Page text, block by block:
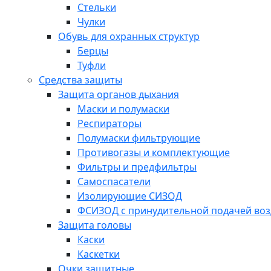
Стельки
Чулки
Обувь для охранных структур
Берцы
Туфли
Средства защиты
Защита органов дыхания
Маски и полумаски
Респираторы
Полумаски фильтрующие
Противогазы и комплектующие
Фильтры и предфильтры
Самоспасатели
Изолирующие СИЗОД
ФСИЗОД с принудительной подачей
Защита головы
Каски
Каскетки